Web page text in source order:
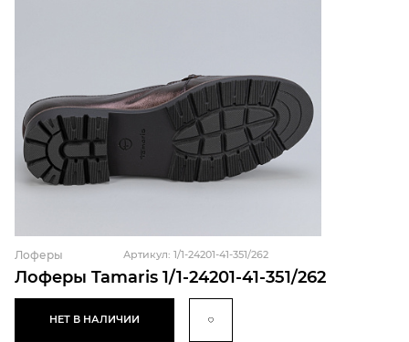
Лоферы Tamaris 1/1-24201-41-351/262
Лоферы Артикул: 1/1-24201-41-351/262
НЕТ В НАЛИЧИИ